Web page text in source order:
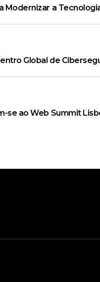
Modernizar a
Global de
se ao Web Summit